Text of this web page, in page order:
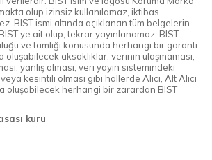
olup izinsiz kullanılamaz, iktibas
BIST ismi altında açıklanan tüm belgelerin
ait olup, tekrar yayınlanamaz. BIST,
ve tamlığı konusunda herhangi bir garanti
oluşabilecek aksaklıklar, verinin ulaşmaması,
yanlış olması, veri yayın sistemindeki
kesintili olması gibi hallerde Alıcı, Alt Alıcı
oluşabilecek herhangi bir zarardan BIST
kuru